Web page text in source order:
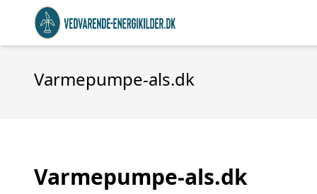
Varmepumpe-als.dk
Varmepumpe-als.dk